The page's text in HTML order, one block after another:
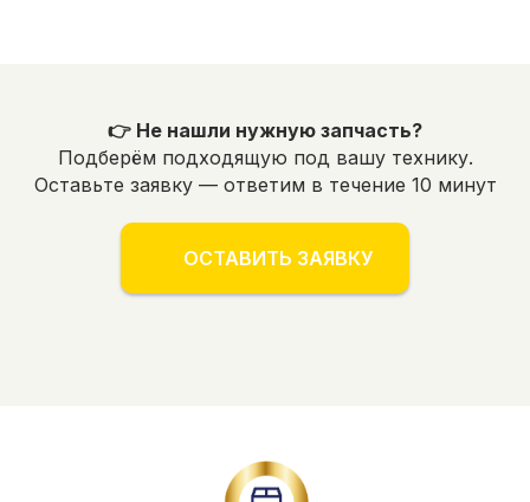
👉 Не нашли нужную запчасть?
Подберём подходящую под вашу технику.
Оставьте заявку — ответим в течение 10 минут
ОСТАВИТЬ ЗАЯВКУ